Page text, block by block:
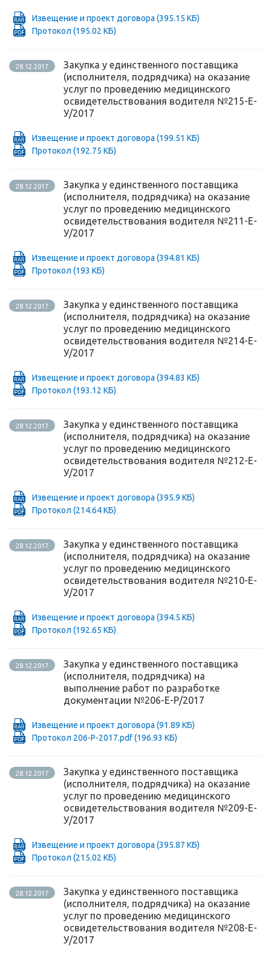
Извещение и проект договора (395.15 КБ)
Протокол (195.02 КБ)
28.12.2017
Закупка у единственного поставщика
(исполнителя, подрядчика) на оказание
услуг по проведению медицинского
освидетельствования водителя №215-Е-
У/2017
Извещение и проект договора (199.51 КБ)
Протокол (192.75 КБ)
28.12.2017
Закупка у единственного поставщика
(исполнителя, подрядчика) на оказание
услуг по проведению медицинского
освидетельствования водителя №211-Е-
У/2017
Извещение и проект договора (394.81 КБ)
Протокол (193 КБ)
28.12.2017
Закупка у единственного поставщика
(исполнителя, подрядчика) на оказание
услуг по проведению медицинского
освидетельствования водителя №214-Е-
У/2017
Извещение и проект договора (394.83 КБ)
Протокол (193.12 КБ)
28.12.2017
Закупка у единственного поставщика
(исполнителя, подрядчика) на оказание
услуг по проведению медицинского
освидетельствования водителя №212-Е-
У/2017
Извещение и проект договора (395.9 КБ)
Протокол (214.64 КБ)
28.12.2017
Закупка у единственного поставщика
(исполнителя, подрядчика) на оказание
услуг по проведению медицинского
освидетельствования водителя №210-Е-
У/2017
Извещение и проект договора (394.5 КБ)
Протокол (192.65 КБ)
28.12.2017
Закупка у единственного поставщика
(исполнителя, подрядчика) на
выполнение работ по разработке
документации №206-Е-Р/2017
Извещение и проект договора (91.89 КБ)
Протокол 206-Р-2017.pdf(196.93 КБ)
28.12.2017
Закупка у единственного поставщика
(исполнителя, подрядчика) на оказание
услуг по проведению медицинского
освидетельствования водителя №209-Е-
У/2017
Извещение и проект договора (395.87 КБ)
Протокол (215.02 КБ)
28.12.2017
Закупка у единственного поставщика
(исполнителя, подрядчика) на оказание
услуг по проведению медицинского
освидетельствования водителя №208-Е-
У/2017